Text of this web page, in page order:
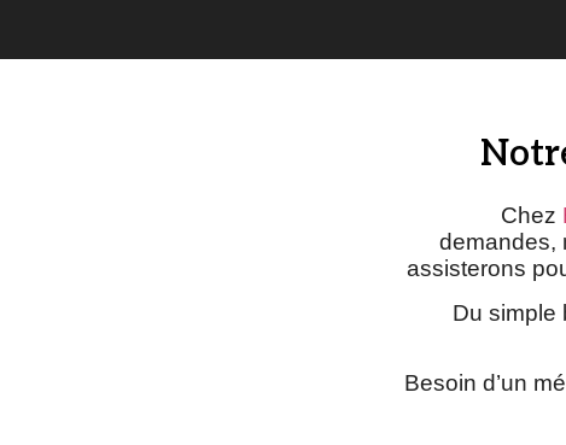
Chez
demandes,
assisterons
Du simple
Besoin d’un